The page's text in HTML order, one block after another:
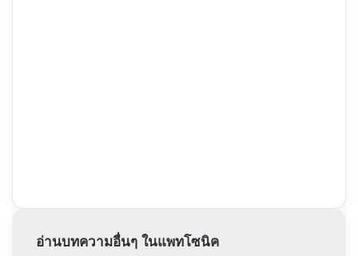
อ่านบทความอื่นๆ ในแพทโซนิค